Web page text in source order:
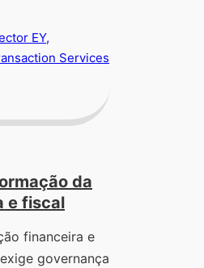
EY,
Services
da
e fiscal
financeira e
governança